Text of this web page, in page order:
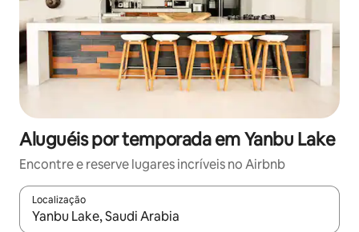
Aluguéis por temporada em Yanbu Lake
Encontre e reserve lugares incríveis no Airbnb
Localização
Quando os resultados estiverem disponíveis, explore-os